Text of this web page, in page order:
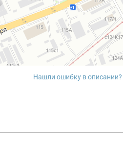
Нашли ошибку в описании?